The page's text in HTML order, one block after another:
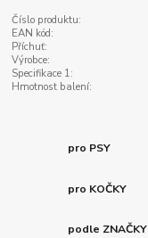
Číslo produktu:
EAN kód:
Příchuť:
Výrobce:
Specifikace 1:
Hmotnost balení:
pro PSY
pro KOČKY
podle ZNAČKY